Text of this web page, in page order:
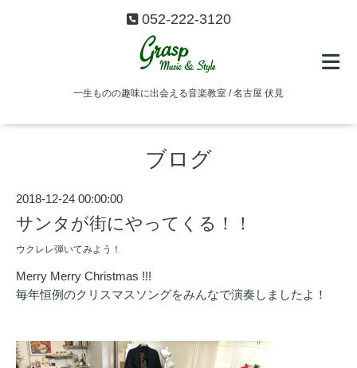
052-222-3120
一生ものの趣味に出会える音楽教室 / 名古屋 伏見
ブログ
2018-12-24 00:00:00
サンタが街にやってくる！！
ウクレレ弾いてみよう！
Merry Merry Christmas !!!
毎年恒例のクリスマスソングをみんなで演奏しましたよ！